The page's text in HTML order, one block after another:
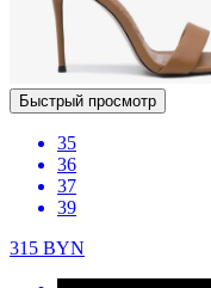
Быстрый просмотр
35
36
37
39
315 BYN